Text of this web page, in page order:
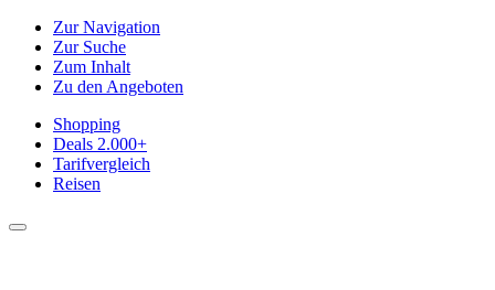
Zur Navigation
Zur Suche
Zum Inhalt
Zu den Angeboten
Shopping
Deals 2.000+
Tarifvergleich
Reisen